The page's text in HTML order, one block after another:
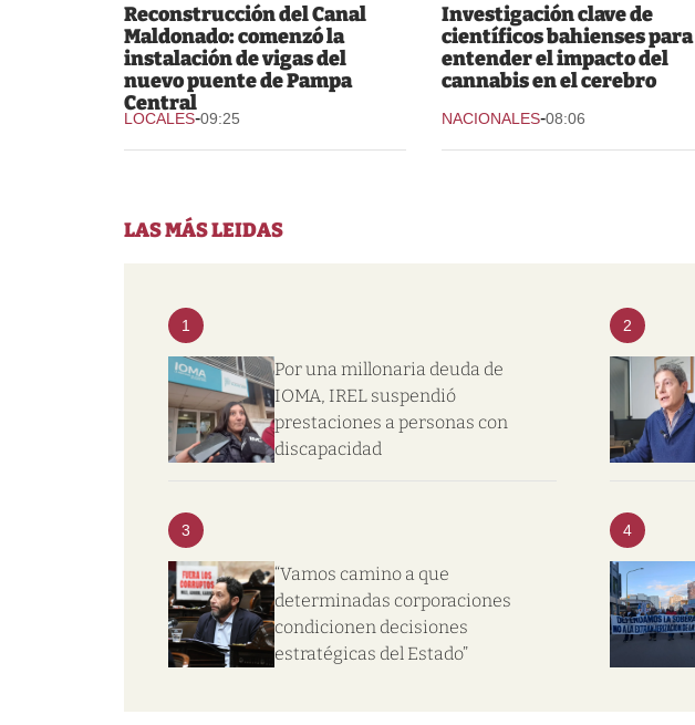
Reconstrucción del Canal
Maldonado: comenzó la
instalación de vigas del
nuevo puente de Pampa
Central
LOCALES-09:25
Investigación clave de
científicos bahienses para
entender el impacto del
cannabis en el cerebro
NACIONALES-08:06
LAS MÁS LEIDAS
1
Por una millonaria deuda de
IOMA, IREL suspendió
prestaciones a personas con
discapacidad
2
3
“Vamos camino a que
determinadas corporaciones
condicionen decisiones
estratégicas del Estado”
4